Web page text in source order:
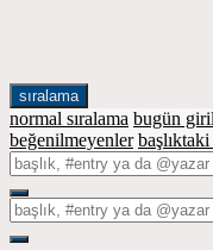
sıralama
normal sıralama bugün
beğenilmeyenler